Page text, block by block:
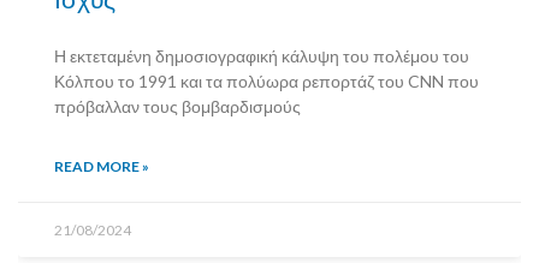
Η εκτεταμένη δημοσιογραφική κάλυψη του πολέμου του
Κόλπου το 1991 και τα πολύωρα ρεπορτάζ του CNN που
πρόβαλλαν τους βομβαρδισμούς
READ MORE »
21/08/2024